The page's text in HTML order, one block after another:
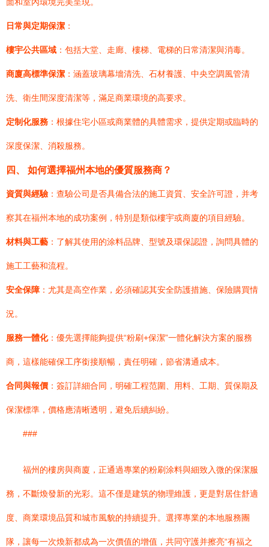
日常與定期保潔 ：
樓宇公共區域 ：包括大堂、走廊、樓梯、電梯的日常清潔與消毒。
商廈高標準保潔 ：涵蓋玻璃幕墻清洗、石材養護、中央空調風管清
洗、衛生間深度清潔等，滿足商業環境的高要求。
定制化服務 ：根據住宅小區或商業體的具體需求，提供定期或臨時的
深度保潔、消殺服務。
四、 如何選擇福州本地的優質服務商？
資質與經驗 ：查驗公司是否具備合法的施工資質、安全許可證，并考
察其在福州本地的成功案例，特別是類似樓宇或商廈的項目經驗。
材料與工藝 ：了解其使用的涂料品牌、型號及環保認證，詢問具體的
施工工藝和流程。
安全保障 ：尤其是高空作業，必須確認其安全防護措施、保險購買情
況。
服務一體化：優先選擇能夠提供“粉刷+保潔”一體化解決方案的服務
商，這樣能確保工序銜接順暢，責任明確，節省溝通成本。
合同與報價 ：簽訂詳細合同，明確工程范圍、用料、工期、質保期及
保潔標準，價格應清晰透明，避免后續糾紛。
###
福州的樓房與商廈，正通過專業的粉刷涂料與細致入微的保潔服
務，不斷煥發新的光彩。這不僅是建筑的物理維護，更是對居住舒適
度、商業環境品質和城市風貌的持續提升。選擇專業的本地服務團
隊，讓每一次煥新都成為一次價值的增值，共同守護并擦亮“有福之